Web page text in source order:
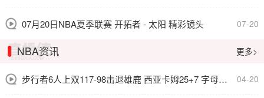
07月20日NBA夏季联赛 开拓者 - 太阳 精彩镜头 07-20
NBA资讯 更多>
步行者6人上双117-98击退雄鹿 西亚卡姆25+7 字母哥36+12 04-20